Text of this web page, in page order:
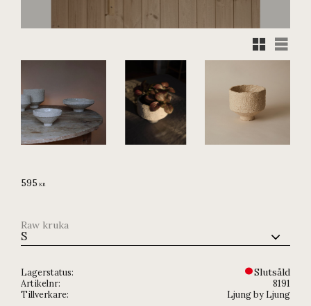
Rutnätsvy
Listvy
595 KR
Raw kruka
Lagerstatus Slutsåld
Artikelnr
8191
Tillverkare
Ljung by Ljung